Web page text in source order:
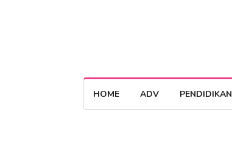
HOME ADV PENDIDIKAN